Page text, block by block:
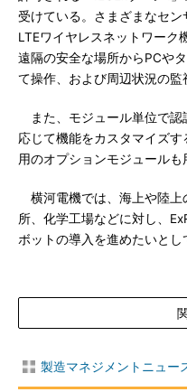
受けている。さまざまなセ
LTEワイヤレスネットワーク
遠隔の安全な場所からPCや
て操作、および周辺状況の監
また、モジュール単位で認
応じて機能をカスタマイズ
用のオプションモジュールも
横河電機では、海上や陸上
所、化学工場などに対し、
ボットの導入を進めたいとし
製造マネジメントニュー